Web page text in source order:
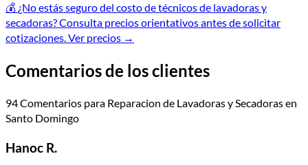
💰 ¿No estás seguro del costo de técnicos de lavadoras y
secadoras?Consulta precios orientativos antes de solicitar
cotizaciones.Ver precios →
Comentarios de los clientes
94 Comentarios para Reparacion de Lavadoras y Secadoras en
Santo Domingo
Hanoc R.